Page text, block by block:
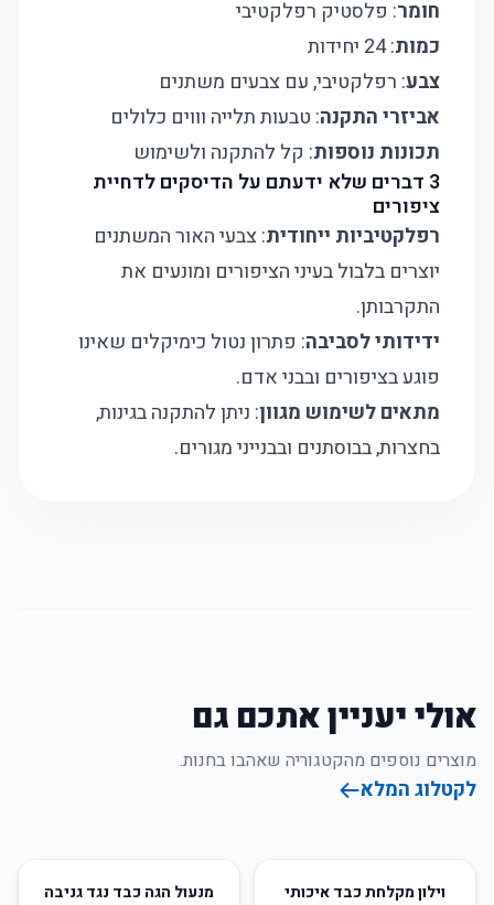
חומר: פלסטיק רפלקטיבי
כמות: 24 יחידות
צבע: רפלקטיבי, עם צבעים משתנים
אביזרי התקנה: טבעות תלייה וווים כלולים
תכונות נוספות: קל להתקנה ולשימוש
3 דברים שלא ידעתם על הדיסקים לדחיית
ציפורים
רפלקטיביות ייחודית: צבעי האור המשתנים
יוצרים בלבול בעיני הציפורים ומונעים את
התקרבותן.
ידידותי לסביבה: פתרון נטול כימיקלים שאינו
פוגע בציפורים ובבני אדם.
מתאים לשימוש מגוון: ניתן להתקנה בגינות,
בחצרות, בבוסתנים ובבנייני מגורים.
אולי יעניין אתכם גם
מוצרים נוספים מהקטגוריה שאהבו בחנות.
לקטלוג המלא
27
וילון מקלחת כבד איכותי 50%מנעול הגה כבד נגד גניבה